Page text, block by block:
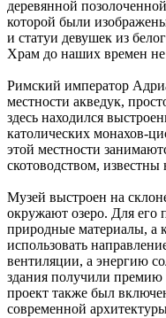
деревянной
которой были
и статуи девушек из
Храм до наших времен не
Римский император
местности акведук,
здесь находился
католических монахов-
этой местности
скотоводством,
Музей выстроен на
окружают озеро. Для его
природные материалы, а
использовать
вентиляции, а энергию
здания получили премию
проект также был
современной